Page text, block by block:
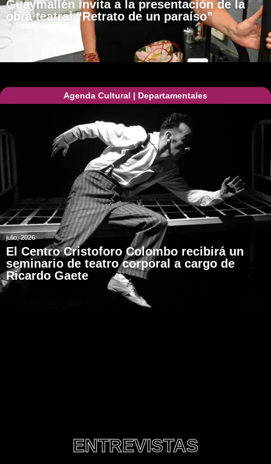
Guaymallén invita a la presentación de la
obra teatral “Retrato de un paraíso”
Agenda Cultural | Departamentales
julio, 2026
El Centro Cristoforo Colombo recibirá un
seminario de teatro corporal a cargo de
Ricardo Gaete
ENTREVISTAS